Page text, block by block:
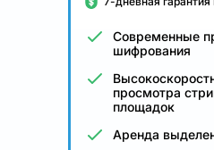
Современные
шифрования
просмотра
площадок
Аренда